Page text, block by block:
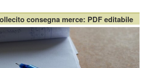
rimborsi a Poste Ital...
consegna merce: PDF editabile